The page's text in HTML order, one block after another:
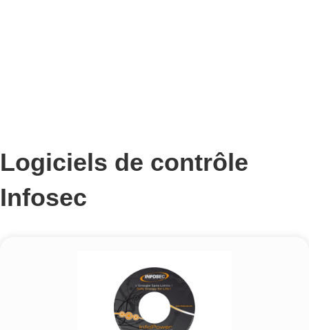
Logiciels de contrôle
Infosec